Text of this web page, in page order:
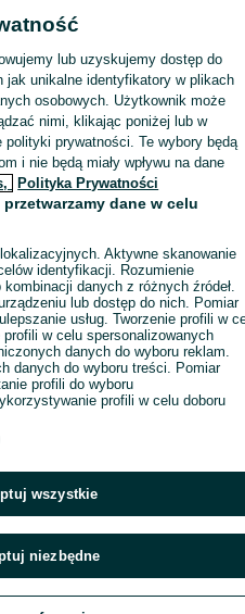
aby skontaktować się z
lub uzyskujemy dostęp do
jak unikalne identyfikatory w plikach
osobowych. Użytkownik może
nimi, klikając poniżej lub w
prywatności. Te wybory będą
i nie będą miały wpływu na dane
Polityka Prywatności
dane w celu
Aktywne skanowanie
identyfikacji. Rozumienie
danych z różnych źródeł.
lub dostęp do nich. Pomiar
usług. Tworzenie profili w
w celu spersonalizowanych
danych do wyboru reklam.
danych do wyboru treści. Pomiar
profili do wyboru
profili w celu doboru
wszystkie
niezbędne